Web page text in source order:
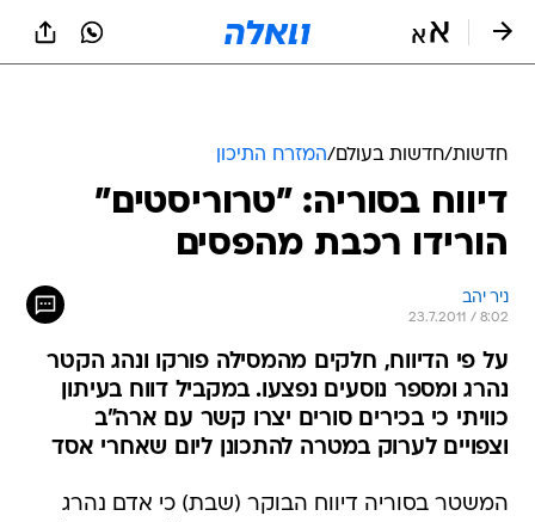
חדשות/חדשות בעולם/המזרח התיכון
דיווח בסוריה: "טרוריסטים"
הורידו רכבת מהפסים
ניר יהב
23.7.2011 / 8:02
על פי הדיווח, חלקים מהמסילה פורקו ונהג הקטר
נהרג ומספר נוסעים נפצעו. במקביל דווח בעיתון
כוויתי כי בכירים סורים יצרו קשר עם ארה"ב
וצפויים לערוק במטרה להתכונן ליום שאחרי אסד
המשטר בסוריה דיווח הבוקר (שבת) כי אדם נהרג